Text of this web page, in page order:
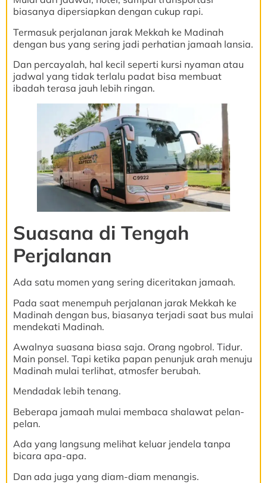
biasanya dipersiapkan dengan cukup rapi.
Termasuk perjalanan jarak Mekkah ke Madinah
dengan bus yang sering jadi perhatian jamaah lansia.
Dan percayalah, hal kecil seperti kursi nyaman atau
jadwal yang tidak terlalu padat bisa membuat
ibadah terasa jauh lebih ringan.
Suasana di Tengah
Perjalanan
Ada satu momen yang sering diceritakan jamaah.
Pada saat menempuh perjalanan jarak Mekkah ke
Madinah dengan bus, biasanya terjadi saat bus mulai
mendekati Madinah.
Awalnya suasana biasa saja. Orang ngobrol. Tidur.
Main ponsel. Tapi ketika papan penunjuk arah menuju
Madinah mulai terlihat, atmosfer berubah.
Mendadak lebih tenang.
Beberapa jamaah mulai membaca shalawat pelan-
pelan.
Ada yang langsung melihat keluar jendela tanpa
bicara apa-apa.
Dan ada juga yang diam-diam menangis.